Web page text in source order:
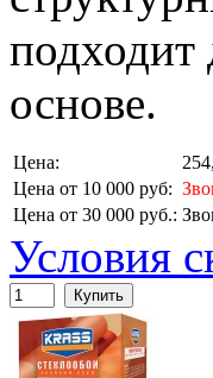
подходит
основе.
Цена:
Цена от 10 000 руб:
Цена от 30 000 руб.:
Условия
Купить